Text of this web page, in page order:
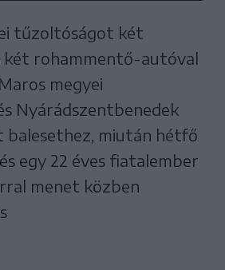
tűzoltóságot két
két rohammentő-autóval
megyei
Nyárádszentbenedek
miután hétfő
egy 22 éves fiatalember
menet közben